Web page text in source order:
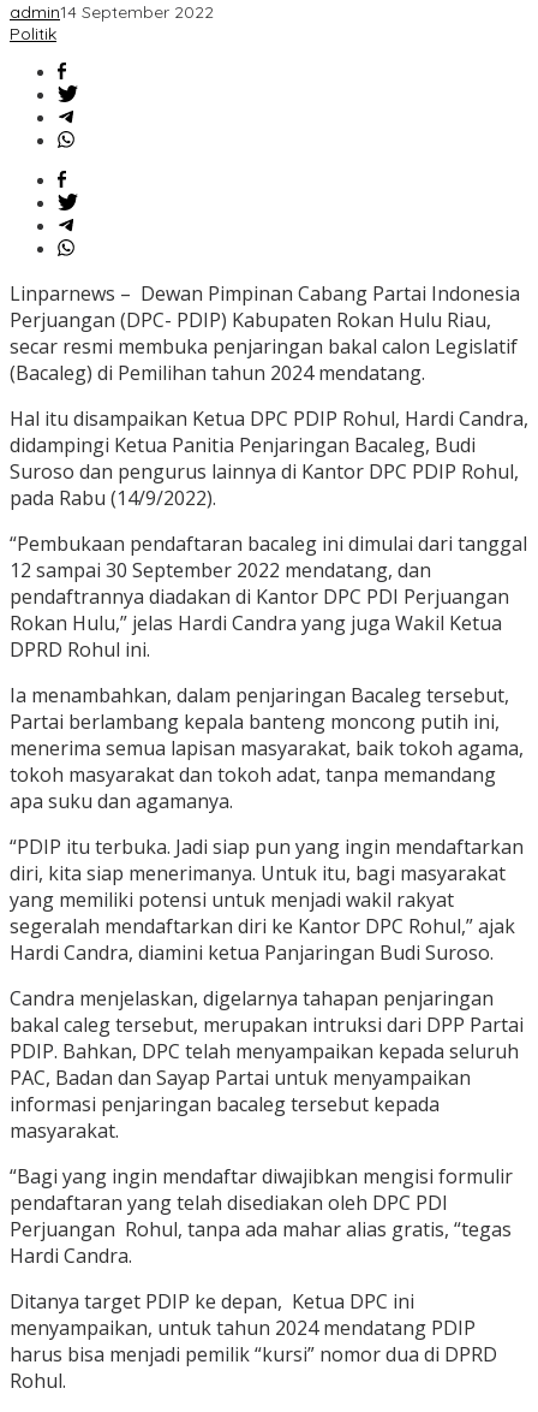
admin14 September 2022
Politik
Linparnews – Dewan Pimpinan Cabang Partai Indonesia
Perjuangan (DPC- PDIP) Kabupaten Rokan Hulu Riau,
secar resmi membuka penjaringan bakal calon Legislatif
(Bacaleg) di Pemilihan tahun 2024 mendatang.
Hal itu disampaikan Ketua DPC PDIP Rohul, Hardi Candra,
didampingi Ketua Panitia Penjaringan Bacaleg, Budi
Suroso dan pengurus lainnya di Kantor DPC PDIP Rohul,
pada Rabu (14/9/2022).
“Pembukaan pendaftaran bacaleg ini dimulai dari tanggal
12 sampai 30 September 2022 mendatang, dan
pendaftrannya diadakan di Kantor DPC PDI Perjuangan
Rokan Hulu,” jelas Hardi Candra yang juga Wakil Ketua
DPRD Rohul ini.
Ia menambahkan, dalam penjaringan Bacaleg tersebut,
Partai berlambang kepala banteng moncong putih ini,
menerima semua lapisan masyarakat, baik tokoh agama,
tokoh masyarakat dan tokoh adat, tanpa memandang
apa suku dan agamanya.
“PDIP itu terbuka. Jadi siap pun yang ingin mendaftarkan
diri, kita siap menerimanya. Untuk itu, bagi masyarakat
yang memiliki potensi untuk menjadi wakil rakyat
segeralah mendaftarkan diri ke Kantor DPC Rohul,” ajak
Hardi Candra, diamini ketua Panjaringan Budi Suroso.
Candra menjelaskan, digelarnya tahapan penjaringan
bakal caleg tersebut, merupakan intruksi dari DPP Partai
PDIP. Bahkan, DPC telah menyampaikan kepada seluruh
PAC, Badan dan Sayap Partai untuk menyampaikan
informasi penjaringan bacaleg tersebut kepada
masyarakat.
“Bagi yang ingin mendaftar diwajibkan mengisi formulir
pendaftaran yang telah disediakan oleh DPC PDI
Perjuangan Rohul, tanpa ada mahar alias gratis, “tegas
Hardi Candra.
Ditanya target PDIP ke depan, Ketua DPC ini
menyampaikan, untuk tahun 2024 mendatang PDIP
harus bisa menjadi pemilik “kursi” nomor dua di DPRD
Rohul.